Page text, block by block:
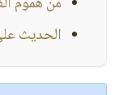
الحديث